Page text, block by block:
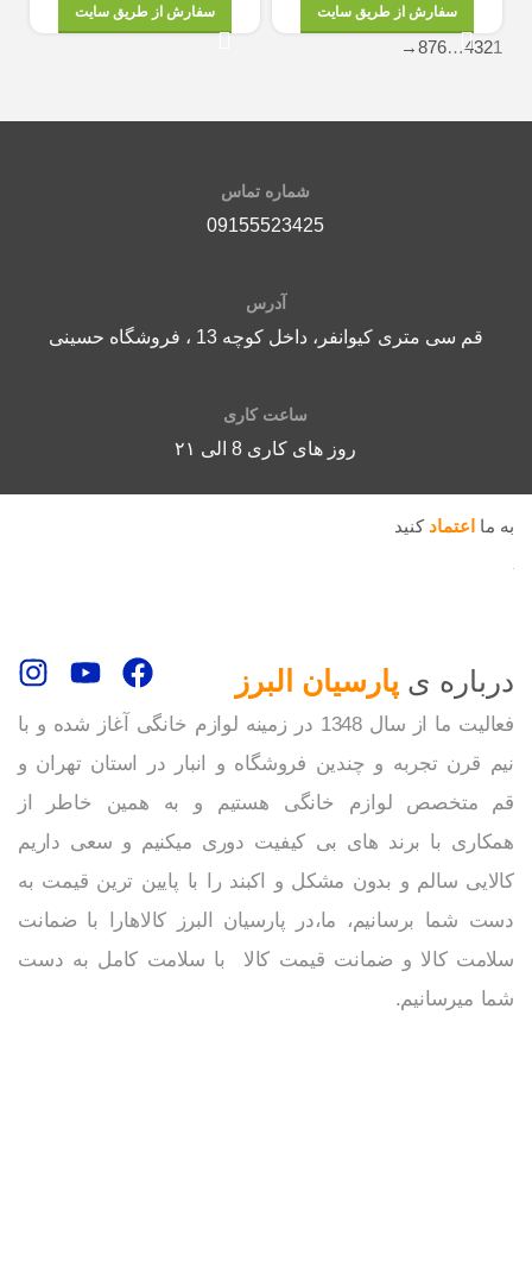
سفارش از طریق سایت سفارش از طریق سایت
1
2
3
4
…
6
7
8
→
شماره تماس
09155523425
آدرس
قم سی متری کیوانفر، داخل کوچه 13 ، فروشگاه حسینی
ساعت کاری
روز های کاری 8 الی ۲۱
درباره ی پارسیان البرز
فعالیت ما از سال 1348 در زمینه لوازم خانگی آغاز شده و با
نیم قرن تجربه و چندین فروشگاه و انبار در استان تهران و
قم متخصص لوازم خانگی هستیم و به همین خاطر از
همکاری با برند های بی کیفیت دوری میکنیم و سعی داریم
کالایی سالم و بدون مشکل و اکبند را با پایین ترین قیمت به
دست شما برسانیم، ما،در پارسیان البرز کالاهارا با ضمانت
سلامت کالا و ضمانت قیمت کالا با سلامت کامل به دست
شما میرسانیم.
به ما اعتماد کنید